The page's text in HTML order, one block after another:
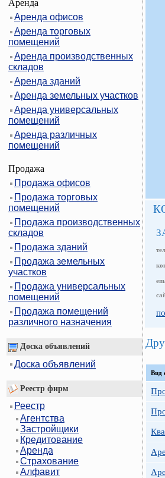
Аренда
Аренда офисов
Аренда торговых
помещений
Аренда производственных
складов
Аренда зданий
Аренда земельных участков
Аренда универсальных
помещений
Аренда различных
помещений
Продажа
Продажа офисов
Продажа торговых
помещений
Продажа производственных
складов
Продажа зданий
Продажа земельных
участков
Продажа универсальных
помещений
Продажа помещений
различного назначения
Доска объявлений
Доска объявлений
Реестр фирм
Реестр
Агентства
Застройщики
Кредитование
Аренда
Страхование
Алфавит
Вид